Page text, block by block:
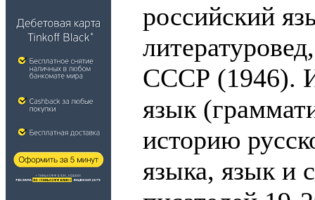
российский
СССР (1946).
язык
историю
языка, язык и